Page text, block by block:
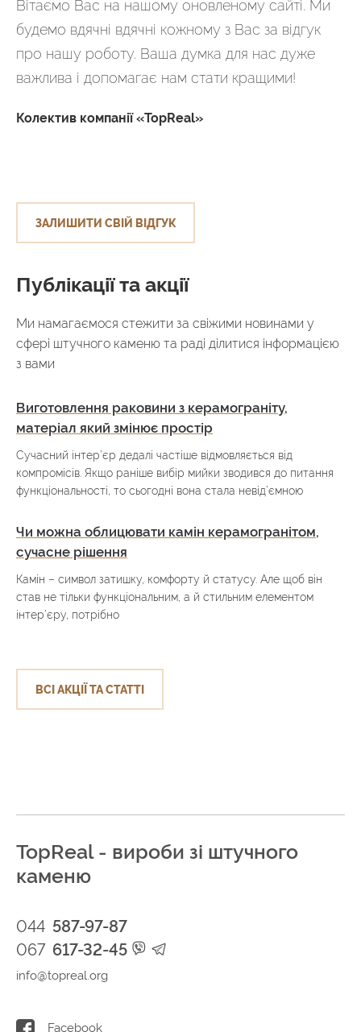
Вітаємо Вас на нашому оновленому сайті. Ми
будемо вдячні вдячні кожному з Вас за відгук
про нашу роботу. Ваша думка для нас дуже
важлива і допомагає нам стати кращими!
Колектив компанії «TopReal»
ЗАЛИШИТИ СВІЙ ВІДГУК
Публікації та акції
Ми намагаємося стежити за свіжими новинами у
сфері штучного каменю та раді ділитися інформацією
з вами
Виготовлення раковини з керамограніту,
матеріал який змінює простір
Сучасний інтер’єр дедалі частіше відмовляється від
компромісів. Якщо раніше вибір мийки зводився до питання
функціональності, то сьогодні вона стала невід’ємною
Чи можна облицювати камін керамогранітом,
сучасне рішення
Камін – символ затишку, комфорту й статусу. Але щоб він
став не тільки функціональним, а й стильним елементом
інтер’єру, потрібно
ВСІ АКЦІЇ ТА СТАТТІ
TopReal - вироби зі штучного
каменю
044 587-97-87
067 617-32-45
info@topreal.org
Facebook